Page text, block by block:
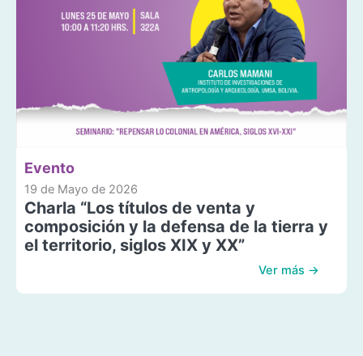
Evento
19 de Mayo de 2026
Charla “Los títulos de venta y
composición y la defensa de la tierra y
el territorio, siglos XIX y XX”
Ver más →